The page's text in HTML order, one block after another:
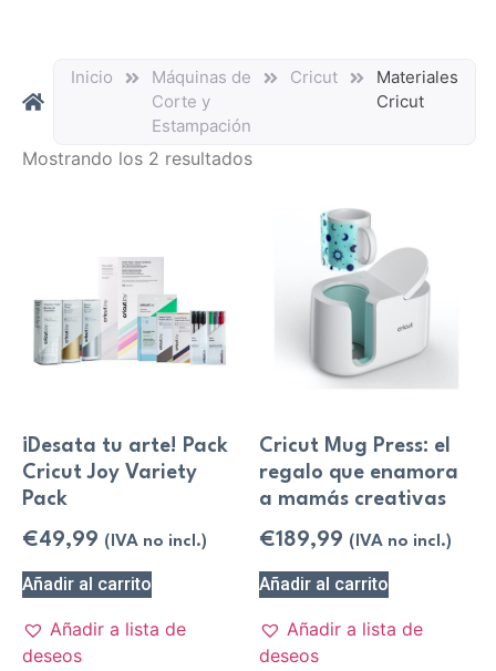
Inicio
Máquinas de
Corte y
Estampación
Cricut
Materiales
Cricut
Mostrando los 2 resultados
¡Desata tu arte! Pack
Cricut Joy Variety
Pack
€49,99 (IVA no incl.)
Añadir al carrito
Añadir a lista de
deseos
Cricut Mug Press: el
regalo que enamora
a mamás creativas
€189,99 (IVA no incl.)
Añadir al carrito
Añadir a lista de
deseos